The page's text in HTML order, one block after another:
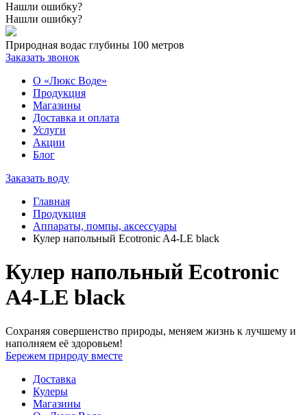
Нашли ошибку?
Нашли ошибку?
Природная водас глубины 100 метров
Заказать звонок
О «Люкс Воде»
Продукция
Магазины
Доставка и оплата
Услуги
Акции
Блог
Заказать воду
Главная
Продукция
Аппараты, помпы, аксессуары
Кулер напольный Ecotronic A4-LE black
Кулер напольный Ecotronic
A4-LE black
Сохраняя совершенство природы, меняем жизнь к лучшему и
наполняем её здоровьем!
Бережем природу вместе
Доставка
Кулеры
Магазины